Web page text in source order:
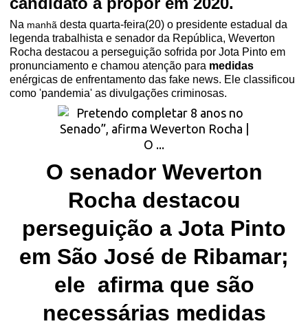
Na manhã desta quarta-feira(20) o presidente estadual da
legenda trabalhista e senador da República, Weverton
Rocha destacou a perseguição sofrida por Jota Pinto em
pronunciamento e chamou atenção para medidas
enérgicas de enfrentamento das fake news. Ele classificou
como 'pandemia' as divulgações criminosas.
O senador Weverton
Rocha destacou
perseguição a Jota Pinto
em São José de Ribamar;
ele afirma que são
necessárias medidas